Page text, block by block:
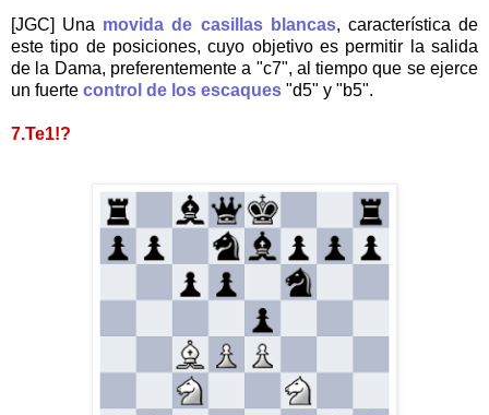
[JGC] Una movida de casillas blancas, característica de
este tipo de posiciones, cuyo objetivo es permitir la salida
de la Dama, preferentemente a "c7", al tiempo que se ejerce
un fuerte control de los escaques "d5" y "b5".
7.Te1!?